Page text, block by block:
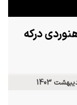
درکه